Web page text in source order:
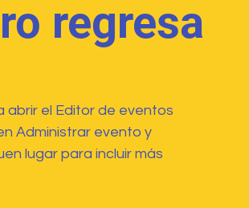
regresa
abrir el Editor de eventos
Administrar evento y
lugar para incluir más